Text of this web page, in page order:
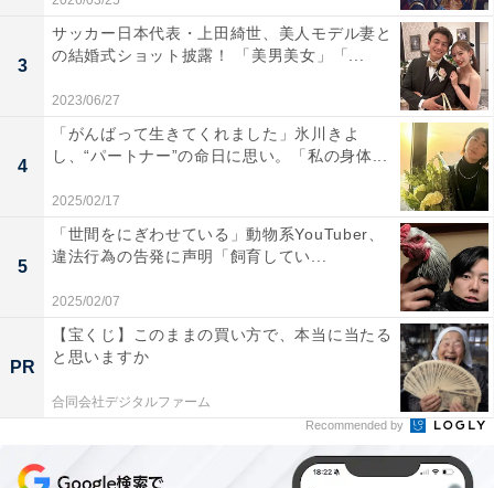
3
サッカー日本代表・上田綺世、美人モデル妻と
の結婚式ショット披露！ 「美男美女」「...
2023/06/27
4
「がんばって生きてくれました」氷川きよ
し、“パートナー”の命日に思い。「私の身体...
2025/02/17
5
「世間をにぎわせている」動物系YouTuber、
違法行為の告発に声明「飼育してい...
2025/02/07
PR
【宝くじ】このままの買い方で、本当に当たる
と思いますか
合同会社デジタルファーム
Recommended by